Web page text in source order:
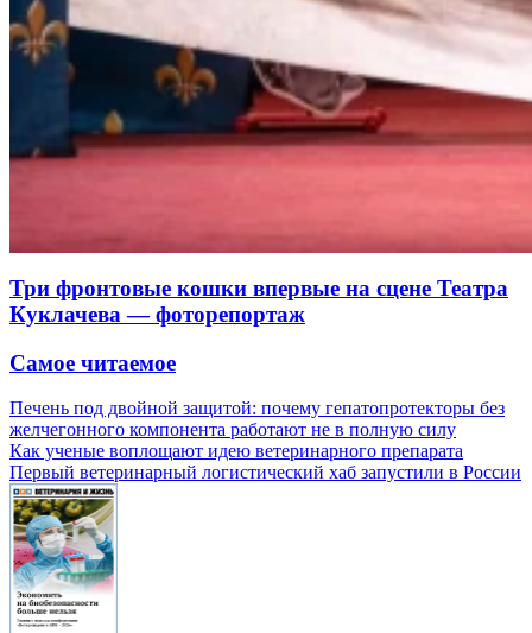
Три фронтовые кошки впервые на сцене Театра
Куклачева — фоторепортаж
Самое читаемое
Печень под двойной защитой: почему гепатопротекторы без
желчегонного компонента работают не в полную силу
Как ученые воплощают идею ветеринарного препарата
Первый ветеринарный логистический хаб запустили в России